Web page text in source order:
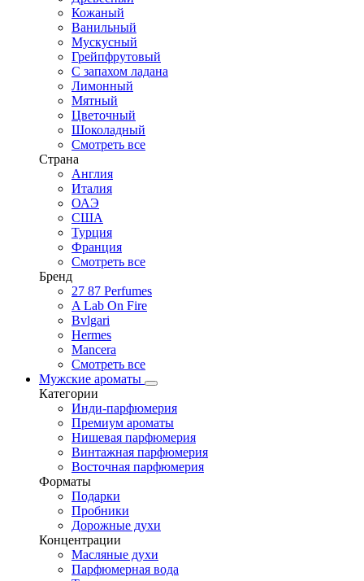
Кожаный
Ванильный
Мускусный
Грейпфрутовый
С запахом ладана
Лимонный
Мятный
Цветочный
Шоколадный
Смотреть все
Страна
Англия
Италия
ОАЭ
США
Турция
Франция
Смотреть все
Бренд
27 87 Perfumes
A Lab On Fire
Bvlgari
Hermes
Mancera
Смотреть все
Мужские ароматы
Категории
Инди-парфюмерия
Премиум ароматы
Нишевая парфюмерия
Винтажная парфюмерия
Восточная парфюмерия
Форматы
Подарки
Пробники
Дорожные духи
Концентрации
Масляные духи
Парфюмерная вода